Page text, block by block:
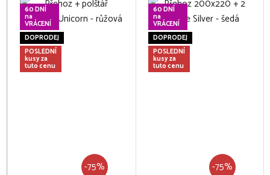
60 DNÍ
na
VRÁCENÍ
DOPRODEJ
POSLEDNÍ
kusy za
tuto cenu
-75%
60 DNÍ
na
VRÁCENÍ
DOPRODEJ
POSLEDNÍ
kusy za
tuto cenu
-75%